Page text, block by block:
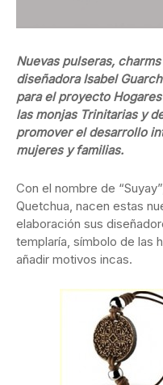
Nuevas pulseras,
diseñadora Isabel
para el proyecto
las monjas Trinitarias y
promover el desarrollo
mujeres y familias.
Con el nombre de
Quetchua, nacen estas
elaboración sus
templaría, símbolo de las
añadir motivos incas.